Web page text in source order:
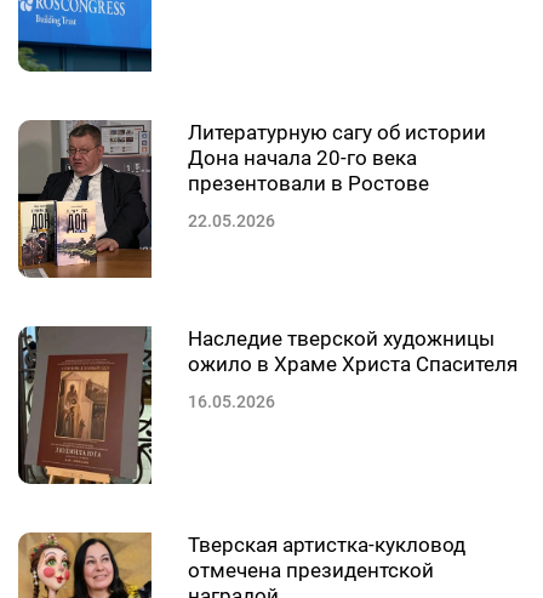
Литературную сагу об истории
Дона начала 20-го века
презентовали в Ростове
22.05.2026
Наследие тверской художницы
ожило в Храме Христа Спасителя
16.05.2026
Тверская артистка-кукловод
отмечена президентской